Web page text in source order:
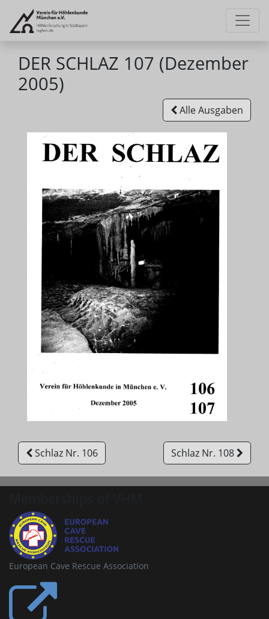
DER SCHLAZ 107 (Dezember
2005)
Alle Ausgaben
Schlaz Nr. 106 Schlaz Nr. 108
European Cave Rescue Association